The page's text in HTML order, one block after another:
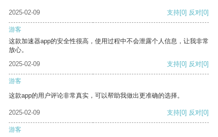
2025-02-09 支持[0] 反对[0]
游客
这款加速器app的安全性很高，使用过程中不会泄露个人信息，让我非常
放心。
2025-02-09
支持[0] 反对[0]
游客
这款app的用户评论非常真实，可以帮助我做出更准确的选择。
2025-02-09 支持[0] 反对[0]
游客